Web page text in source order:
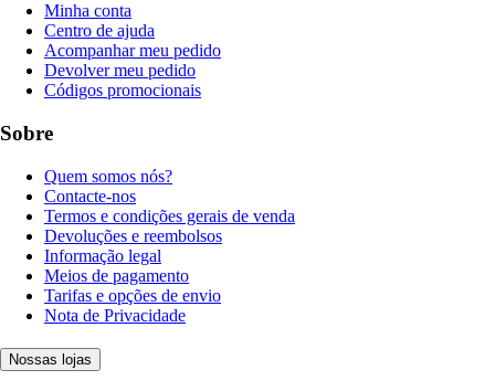
Minha conta
Centro de ajuda
Acompanhar meu pedido
Devolver meu pedido
Códigos promocionais
Sobre
Quem somos nós?
Contacte-nos
Termos e condições gerais de venda
Devoluções e reembolsos
Informação legal
Meios de pagamento
Tarifas e opções de envio
Nota de Privacidade
Nossas lojas